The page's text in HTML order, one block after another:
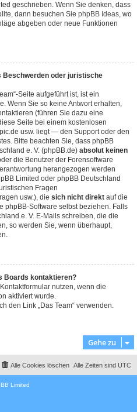
geschrieben. Wenn Sie denken, dass
dann besuchen Sie phpBB Ideas, wo
abgeben oder neue Funktionen
Beschwerden oder juristische
Seite aufgeführt ist, ist ein
Wenn Sie so keine Antwort erhalten,
(führen Sie dazu eine
Seite bei einem kostenlosen
usw. liegt — den Support oder den
Bitte beachten Sie, dass phpBB
e. V. (phpBB.de) absolut keinen
die Benutzer der Forensoftware
herangezogen werden
Limited oder phpBB Deutschland
Fragen
usw.), die sich nicht direkt auf die
phpBB-Software selbst beziehen. Falls
e. V. E-Mails schreiben, die die
so werden Sie, wenn überhaupt,
Boards kontaktieren?
nutzen, wenn die
aktiviert wurde.
den Link „Das Team“ verwenden.
Gehe zu
Alle Zeiten sind UTC
Alle Cookies löschen
Limited